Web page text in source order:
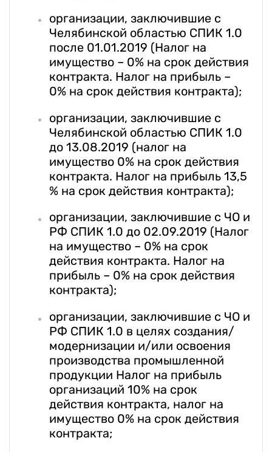
организации, заключившие с
Челябинской областью СПИК 1.0
после 01.01.2019 (Налог на
имущество – 0% на срок действия
контракта. Налог на прибыль –
0% на срок действия контракта);
организации, заключившие с
Челябинской областью СПИК 1.0
до 13.08.2019 (налог на
имущество 0% на срок действия
контракта. Налог на прибыль 13,5
% на срок действия контракта);
организации, заключившие с ЧО и
РФ СПИК 1.0 до 02.09.2019 (Налог
на имущество – 0% на срок
действия контракта. Налог на
прибыль – 0% на срок действия
контракта);
организации, заключившие с ЧО и
РФ СПИК 1.0 в целях создания/
модернизации и/или освоения
производства промышленной
продукции Налог на прибыль
организаций 10% на срок
действия контракта, налог на
имущество 0% на срок действия
контракта;